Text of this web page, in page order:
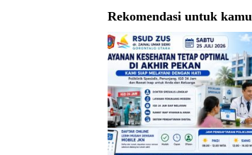
Rekomendasi untuk kamu